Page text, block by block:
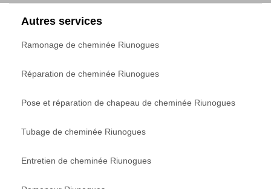
Autres services
Ramonage de cheminée Riunogues
Réparation de cheminée Riunogues
Pose et réparation de chapeau de cheminée Riunogues
Tubage de cheminée Riunogues
Entretien de cheminée Riunogues